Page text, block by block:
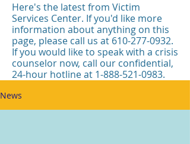
Here's the latest from Victim
Services Center. If you'd like more
information about anything on this
page, please call us at 610-277-0932.
If you would like to speak with a crisis
counselor now, call our confidential,
24-hour hotline at 1-888-521-0983.
News